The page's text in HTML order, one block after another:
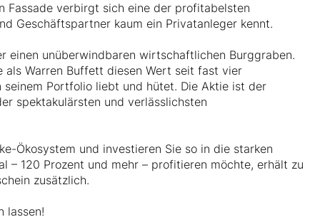
verbirgt sich eine der profitabelsten
Geschäftspartner kaum ein Privatanleger kennt.
einen unüberwindbaren wirtschaftlichen Burggraben.
als Warren Buffett diesen Wert seit fast vier
Portfolio liebt und hütet. Die Aktie ist der
spektakulärsten und verlässlichsten
Ökosystem und investieren Sie so in die starken
– 120 Prozent und mehr – profitieren möchte, erhält zu
zusätzlich.
lassen!